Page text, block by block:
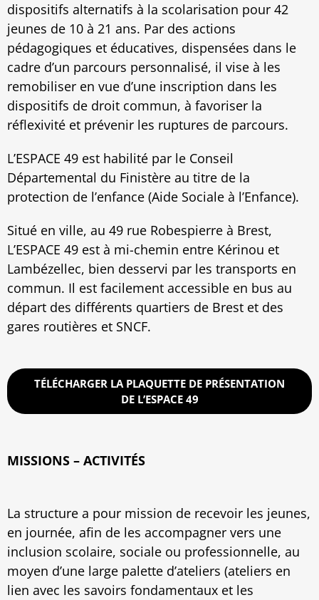
dispositifs alternatifs à la scolarisation pour 42
jeunes de 10 à 21 ans. Par des actions
pédagogiques et éducatives, dispensées dans le
cadre d’un parcours personnalisé, il vise à les
remobiliser en vue d’une inscription dans les
dispositifs de droit commun, à favoriser la
réflexivité et prévenir les ruptures de parcours.
L’ESPACE 49 est habilité par le Conseil
Départemental du Finistère au titre de la
protection de l’enfance (Aide Sociale à l’Enfance).
Situé en ville, au 49 rue Robespierre à Brest,
L’ESPACE 49 est à mi-chemin entre Kérinou et
Lambézellec, bien desservi par les transports en
commun. Il est facilement accessible en bus au
départ des différents quartiers de Brest et des
gares routières et SNCF.
TÉLÉCHARGER LA PLAQUETTE DE PRÉSENTATION
DE L’ESPACE 49
MISSIONS – ACTIVITÉS
La structure a pour mission de recevoir les jeunes,
en journée, afin de les accompagner vers une
inclusion scolaire, sociale ou professionnelle, au
moyen d’une large palette d’ateliers (ateliers en
lien avec les savoirs fondamentaux et les